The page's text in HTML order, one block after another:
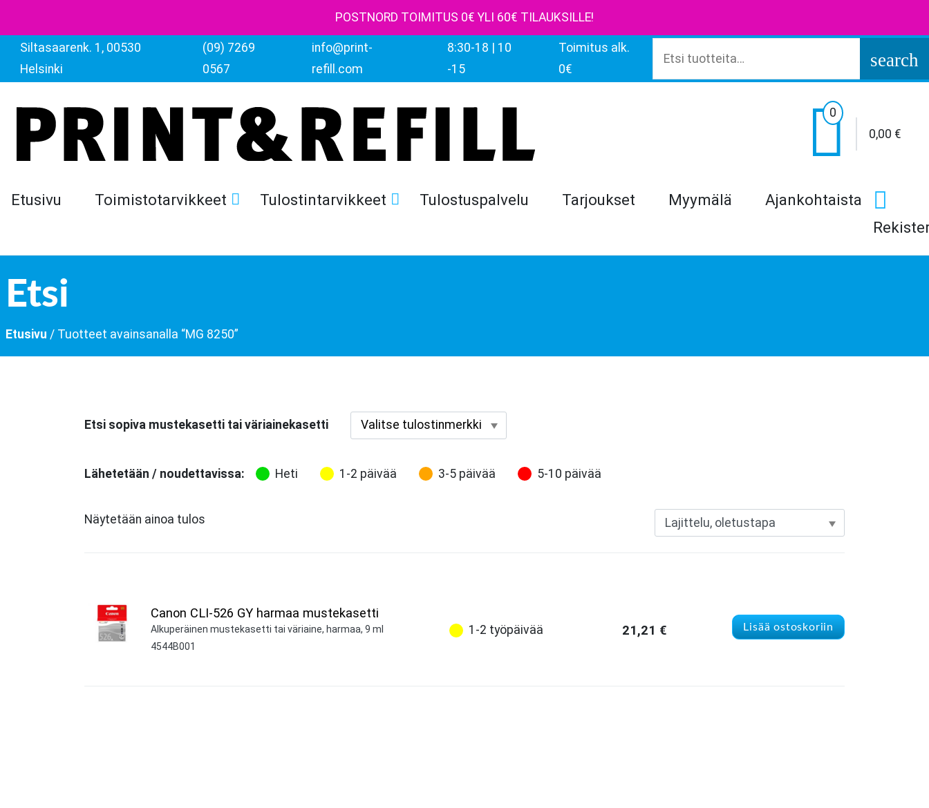
POSTNORD TOIMITUS 0€ YLI 60€ TILAUKSILLE!
Siltasaarenk. 1, 00530
Helsinki
(09) 7269
0567
info@print-
refill.com
8:30-18 | 10
-15
Toimitus alk.
0€
search

0
0,00 €
Etusivu Toimistotarvikkeet Tulostintarvikkeet Tulostuspalvelu Tarjoukset Myymälä
Ajankohtaista
Etsi
Etusivu / Tuotteet avainsanalla “MG 8250”
Etsi sopiva mustekasetti tai väriainekasetti
Lähetetään / noudettavissa: Heti 1-2 päivää 3-5 päivää 5-10 päivää
Näytetään ainoa tulos
Canon CLI-526 GY harmaa mustekasetti
Alkuperäinen mustekasetti tai väriaine, harmaa, 9 ml
4544B001
1-2 työpäivää 21,21 € Lisää ostoskoriin